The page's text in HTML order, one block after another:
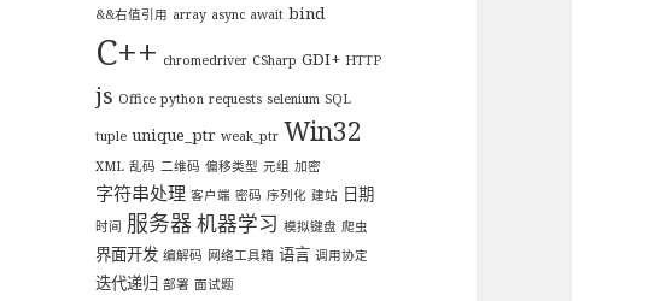
&&右值引用 array async await bind
C++ chromedriver CSharp GDI+ HTTP
js Office python requests selenium SQL
tuple unique_ptr weak_ptr Win32
XML 乱码 二维码 偏移类型 元组 加密
字符串处理 客户端 密码 序列化 建站 日期
时间 服务器机器学习 模拟键盘 爬虫
界面开发 编解码 网络工具箱 语言 调用协定
迭代递归 部署 面试题